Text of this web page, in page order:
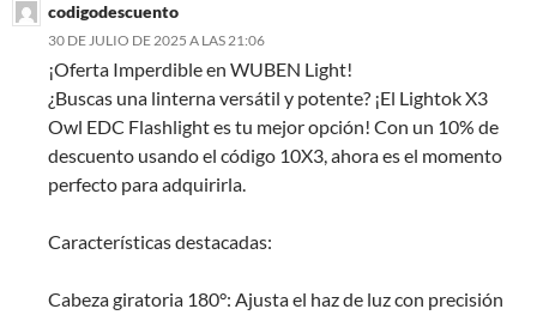
codigodescuento
30 DE JULIO DE 2025 A LAS 21:06
¡Oferta Imperdible en WUBEN Light!
¿Buscas una linterna versátil y potente? ¡El Lightok X3
Owl EDC Flashlight es tu mejor opción! Con un 10% de
descuento usando el código 10X3, ahora es el momento
perfecto para adquirirla.
Características destacadas:
Cabeza giratoria 180°: Ajusta el haz de luz con precisión